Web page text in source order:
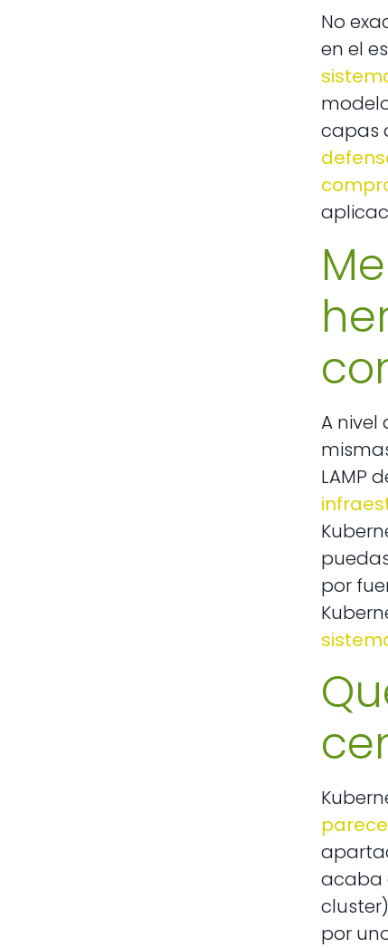
No
en el
capas
A nivel
LAMP
por
acaba
por